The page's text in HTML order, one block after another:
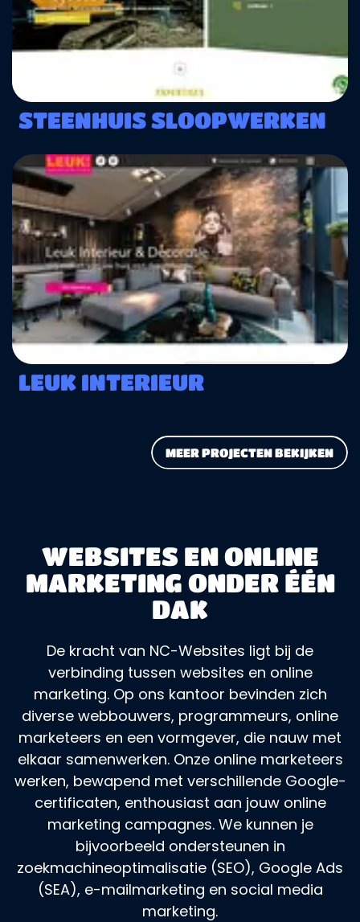
STEENHUIS SLOOPWERKEN
LEUK INTERIEUR
MEER PROJECTEN BEKIJKEN
WEBSITES EN ONLINE
MARKETING ONDER ÉÉN
DAK
De kracht van NC-Websites ligt bij de
verbinding tussen websites en online
marketing. Op ons kantoor bevinden zich
diverse webbouwers, programmeurs, online
marketeers en een vormgever, die nauw met
elkaar samenwerken. Onze online marketeers
werken, bewapend met verschillende Google-
certificaten, enthousiast aan jouw online
marketing campagnes. We kunnen je
bijvoorbeeld ondersteunen in
zoekmachineoptimalisatie (SEO), Google Ads
(SEA), e-mailmarketing en social media
marketing.